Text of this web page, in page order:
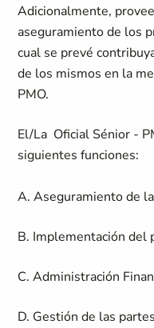
Adicionalmente,
aseguramiento de los
cual se prevé
de los mismos en la
PMO.
El/La Oficial Sénior -
siguientes funciones:
A. Aseguramiento de
B. Implementación del
C. Administración
D. Gestión de las